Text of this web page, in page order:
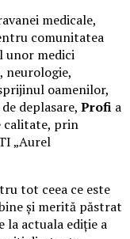
medicale,
comunitatea
unor medici
neurologie,
oamenilor,
deplasare, Profi a
calitate, prin
„Aurel
tot ceea ce este
și merită păstrat
la actuala ediție a